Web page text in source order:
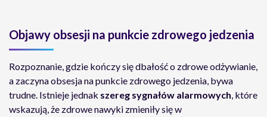
Objawy obsesji na punkcie zdrowego jedzenia
Rozpoznanie, gdzie kończy się dbałość o zdrowe odżywianie,
a zaczyna obsesja na punkcie zdrowego jedzenia, bywa
trudne. Istnieje jednak szereg sygnałów alarmowych, które
wskazują, że zdrowe nawyki zmieniły się w